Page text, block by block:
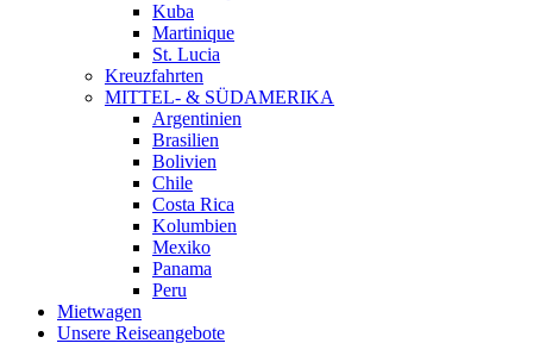
Kuba
Martinique
St. Lucia
Kreuzfahrten
MITTEL- & SÜDAMERIKA
Argentinien
Brasilien
Bolivien
Chile
Costa Rica
Kolumbien
Mexiko
Panama
Peru
Mietwagen
Unsere Reiseangebote